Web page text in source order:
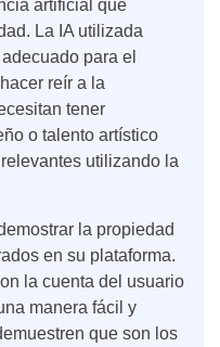
artificial que
La IA utilizada
para el
reír a la
tener
o talento artístico
utilizando la
la propiedad
en su plataforma.
la cuenta del usuario
manera fácil y
que son los